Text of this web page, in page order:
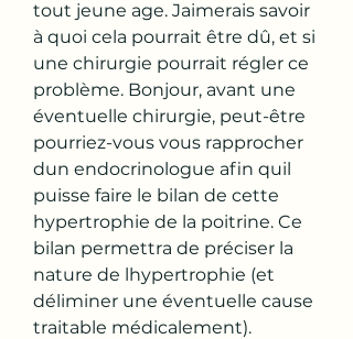
tout jeune age. Jaimerais savoir
à quoi cela pourrait être dû, et si
une chirurgie pourrait régler ce
problème. Bonjour, avant une
éventuelle chirurgie, peut-être
pourriez-vous vous rapprocher
dun endocrinologue afin quil
puisse faire le bilan de cette
hypertrophie de la poitrine. Ce
bilan permettra de préciser la
nature de lhypertrophie (et
déliminer une éventuelle cause
traitable médicalement).